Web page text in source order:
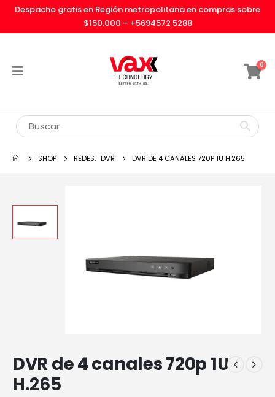
Despacho gratis en Región metropolitana en compras sobre
$150.000 – +5694572 5288
0
SHOP REDES, DVR DVR DE 4 CANALES 720P 1U H.265
DVR de 4 canales 720p 1U
H.265